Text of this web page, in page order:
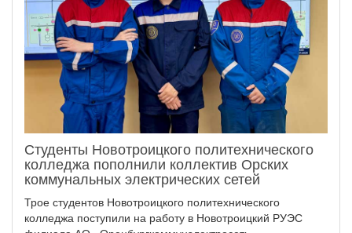
Студенты Новотроицкого политехнического
колледжа пополнили коллектив Орских
коммунальных электрических сетей
Трое студентов Новотроицкого политехнического
колледжа поступили на работу в Новотроицкий РУЭС